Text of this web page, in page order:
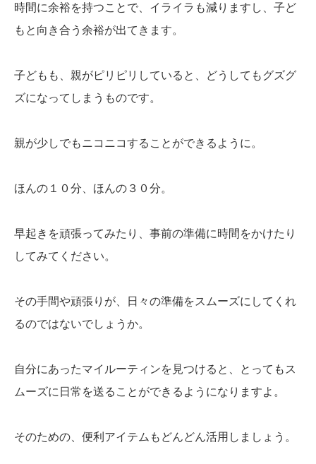
時間に余裕を持つことで、イライラも減りますし、子ど
もと向き合う余裕が出てきます。
子どもも、親がピリピリしていると、どうしてもグズグ
ズになってしまうものです。
親が少しでもニコニコすることができるように。
ほんの１０分、ほんの３０分。
早起きを頑張ってみたり、事前の準備に時間をかけたり
してみてください。
その手間や頑張りが、日々の準備をスムーズにしてくれ
るのではないでしょうか。
自分にあったマイルーティンを見つけると、とってもス
ムーズに日常を送ることができるようになりますよ。
そのための、便利アイテムもどんどん活用しましょう。